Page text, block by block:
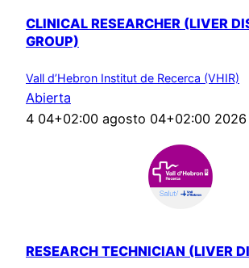
CLINICAL RESEARCHER (LIVER
GROUP)
Vall d’Hebron Institut de Recerca (VHIR)
Abierta
4 04+02:00 agosto 04+02:00 2026
RESEARCH TECHNICIAN (LIVER